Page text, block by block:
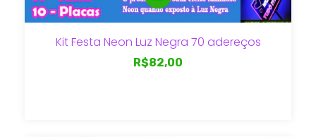
Kit Festa Neon Luz Negra 70 adereços
R$82,00